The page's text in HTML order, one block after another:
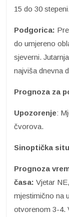
15 do 30 stepeni.
Podgorica:
do umjereno
sjeverni.
najviša dnevna
Prognoza za
Upozorenje:
čvorova.
Sinoptička
Prognoza
časa: Vjetar
mjestimično na
otvorenom 3-4.